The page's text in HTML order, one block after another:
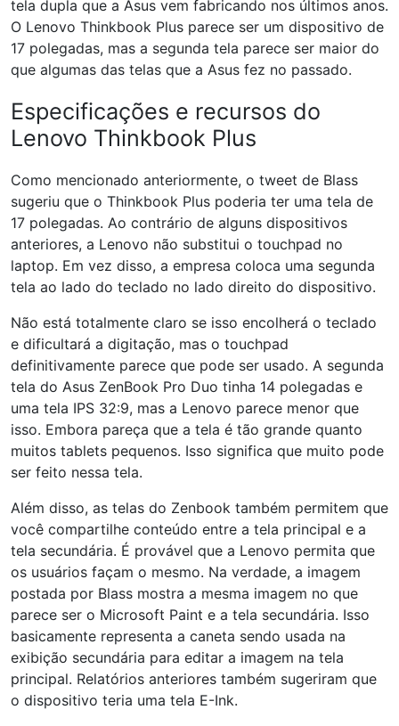
tela dupla que a Asus vem fabricando nos últimos anos.
O Lenovo Thinkbook Plus parece ser um dispositivo de
17 polegadas, mas a segunda tela parece ser maior do
que algumas das telas que a Asus fez no passado.
Especificações e recursos do
Lenovo Thinkbook Plus
Como mencionado anteriormente, o tweet de Blass
sugeriu que o Thinkbook Plus poderia ter uma tela de
17 polegadas. Ao contrário de alguns dispositivos
anteriores, a Lenovo não substitui o touchpad no
laptop. Em vez disso, a empresa coloca uma segunda
tela ao lado do teclado no lado direito do dispositivo.
Não está totalmente claro se isso encolherá o teclado
e dificultará a digitação, mas o touchpad
definitivamente parece que pode ser usado. A segunda
tela do Asus ZenBook Pro Duo tinha 14 polegadas e
uma tela IPS 32:9, mas a Lenovo parece menor que
isso. Embora pareça que a tela é tão grande quanto
muitos tablets pequenos. Isso significa que muito pode
ser feito nessa tela.
Além disso, as telas do Zenbook também permitem que
você compartilhe conteúdo entre a tela principal e a
tela secundária. É provável que a Lenovo permita que
os usuários façam o mesmo. Na verdade, a imagem
postada por Blass mostra a mesma imagem no que
parece ser o Microsoft Paint e a tela secundária. Isso
basicamente representa a caneta sendo usada na
exibição secundária para editar a imagem na tela
principal. Relatórios anteriores também sugeriram que
o dispositivo teria uma tela E-Ink.